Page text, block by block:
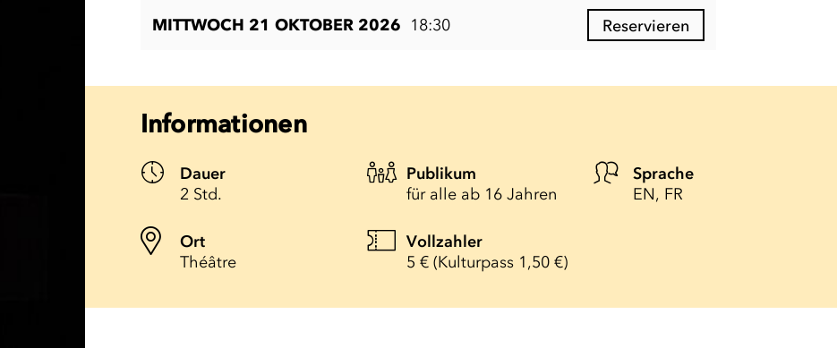
MITTWOCH 21 OKTOBER 2026 18:30 Reservieren
Informationen
Dauer
2 Std.
Publikum
für alle ab 16 Jahren
Sprache
EN, FR
Ort
Théâtre
Vollzahler
5 € (Kulturpass 1,50 €)